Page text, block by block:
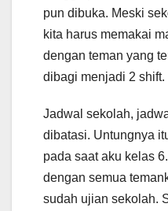
pun dibuka. Meski
kita harus memakai
dengan teman yang
dibagi menjadi 2 shift.
Jadwal sekolah,
dibatasi. Untungnya
pada saat aku kelas
dengan semua
sudah ujian sekolah.